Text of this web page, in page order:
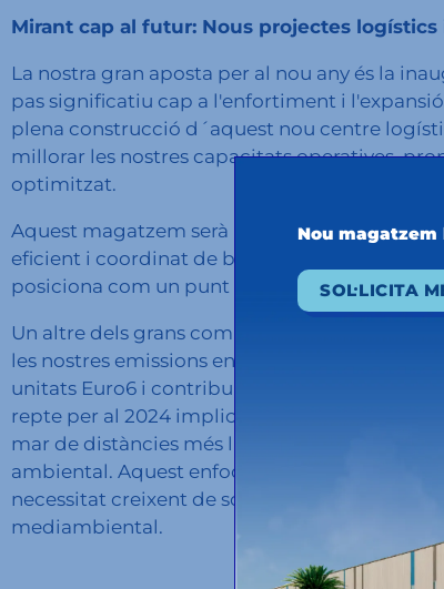
Mirant cap al futur: Nous projectes
La nostra gran aposta per al nou any és la
pas significatiu cap a l'enfortiment i
plena construcció d´aquest nou centre
millorar les nostres capacitats operatives,
optimitzat.
Aquest magatzem serà l'epicentre de les
eficient i coordinat de béns. La ubicació
posiciona com un punt clau per al comerç i
Un altre dels grans compromisos de present
les nostres emissions en cada travessia,
unitats Euro6 i contribuint així a un transport
repte per al 2024 implica l'expansió
mar de distàncies més llargues, per
ambiental. Aquest enfocament reflecteix la
necessitat creixent de solucions logístiques
mediambiental.
Nou
SOL·LICITA